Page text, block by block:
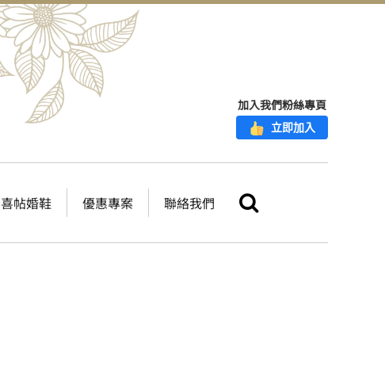
加入我們粉絲專頁
立即加入
喜帖婚鞋 優惠專案 聯絡我們